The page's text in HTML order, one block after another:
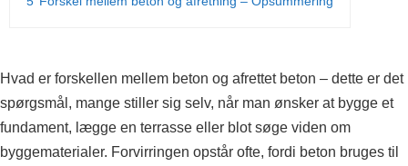
Hvad er forskellen mellem beton og afrettet beton – dette er det
spørgsmål, mange stiller sig selv, når man ønsker at bygge et
fundament, lægge en terrasse eller blot søge viden om
byggematerialer. Forvirringen opstår ofte, fordi beton bruges til